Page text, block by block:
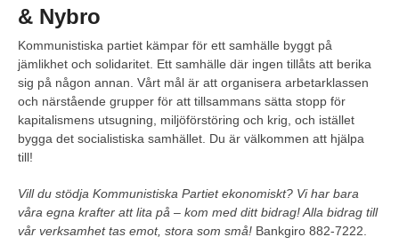
& Nybro
Kommunistiska partiet kämpar för ett samhälle byggt på
jämlikhet och solidaritet. Ett samhälle där ingen tillåts att berika
sig på någon annan. Vårt mål är att organisera arbetarklassen
och närstående grupper för att tillsammans sätta stopp för
kapitalismens utsugning, miljöförstöring och krig, och istället
bygga det socialistiska samhället. Du är välkommen att hjälpa
till!
Vill du stödja Kommunistiska Partiet ekonomiskt? Vi har bara
våra egna krafter att lita på – kom med ditt bidrag! Alla bidrag till
vår verksamhet tas emot, stora som små! Bankgiro 882-7222.